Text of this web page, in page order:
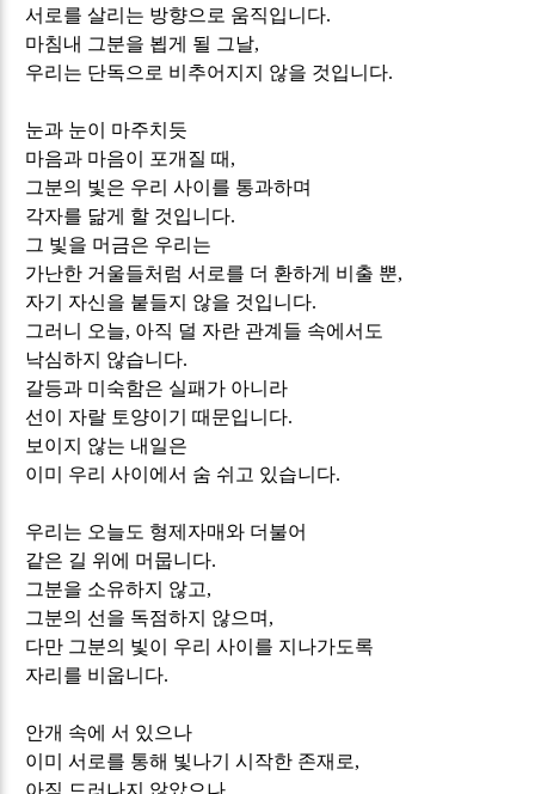
서로를 살리는 방향으로 움직입니다.
마침내 그분을 뵙게 될 그날,
우리는 단독으로 비추어지지 않을 것입니다.
눈과 눈이 마주치듯
마음과 마음이 포개질 때 ,
그분의 빛은 우리 사이를 통과하며
각자를 닮게 할 것입니다.
그 빛을 머금은 우리는
가난한 거울들처럼 서로를 더 환하게 비출 뿐,
자기 자신을 붙들지 않을 것입니다.
그러니 오늘, 아직 덜 자란 관계들 속에서도
낙심하지 않습니다.
갈등과 미숙함은 실패가 아니라
선이 자랄 토양이기 때문입니다.
보이지 않는 내일은
이미 우리 사이에서 숨 쉬고 있습니다.
우리는 오늘도 형제자매와 더불어
같은 길 위에 머뭅니다.
그분을 소유하지 않고,
그분의 선을 독점하지 않으며 ,
다만 그분의 빛이 우리 사이를 지나가도록
자리를 비웁니다.
안개 속에 서 있으나
이미 서로를 통해 빛나기 시작한 존재로,
아직 드러나지 않았으나